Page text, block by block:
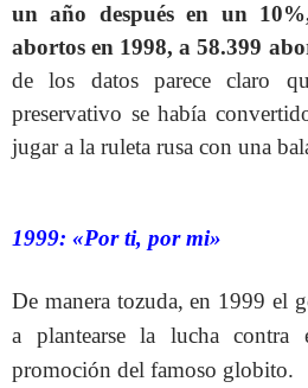
un año después en un
abortos en 1998, a 58.399
de los datos parece claro
preservativo se había
jugar a la ruleta rusa con una
1999: «Por ti, por mi»
De manera tozuda, en 1999 el
a plantearse la lucha contra
promoción del famoso globito.